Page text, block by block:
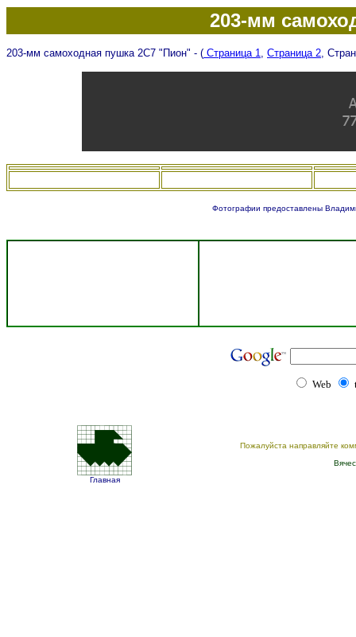
203-мм
203-мм самоходная пушка 2С7 "Пион" - ( Страница 1, Страница 2,
Фотографии предоставлены
Web
Главная
Пожалуйста направляйте